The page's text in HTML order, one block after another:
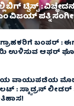
ಬಿಗ್ ಟ್ವಿಸ್ಟ್ :
ವಿಜಯ್ ಪತ್ನಿ
ಬಂಪರ್ :
ಉಳಿಸುವ ಆಫರ್
ವಾಯುಪಡೆಯ
: ಸ್ಕ್ವಾಡ್ರನ್